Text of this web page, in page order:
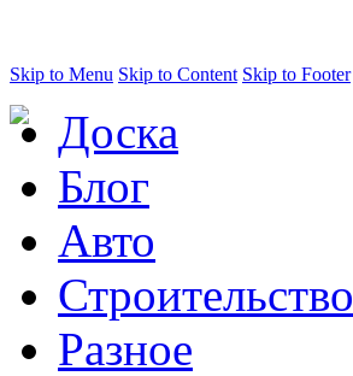
Skip to Menu Skip to Content Skip to Footer
Доска
Блог
Авто
Строительство
Разное